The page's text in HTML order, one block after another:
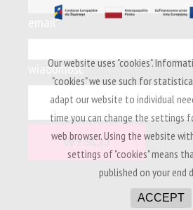
email*
wiadomość*
Our website uses "cookies".
"cookies" we use such for
adapt our website to individual
time you can change the settings
web browser. Using the website
settings of "cookies" means
published on your end
ACCEPT